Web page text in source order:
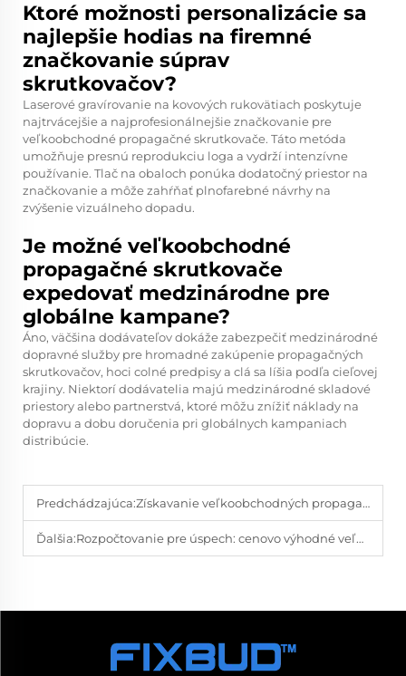
Ktoré možnosti personalizácie sa
najlepšie hodias na firemné
značkovanie súprav
skrutkovačov?
Laserové gravírovanie na kovových rukovätiach poskytuje
najtrvácejšie a najprofesionálnejšie značkovanie pre
veľkoobchodné propagačné skrutkovače. Táto metóda
umožňuje presnú reprodukciu loga a vydrží intenzívne
používanie. Tlač na obaloch ponúka dodatočný priestor na
značkovanie a môže zahŕňať plnofarebné návrhy na
zvýšenie vizuálneho dopadu.
Je možné veľkoobchodné
propagačné skrutkovače
expedovať medzinárodne pre
globálne kampane?
Áno, väčšina dodávateľov dokáže zabezpečiť medzinárodné
dopravné služby pre hromadné zakúpenie propagačných
skrutkovačov, hoci colné predpisy a clá sa líšia podľa cieľovej
krajiny. Niektorí dodávatelia majú medzinárodné skladové
priestory alebo partnerstvá, ktoré môžu znížiť náklady na
dopravu a dobu doručenia pri globálnych kampaniach
distribúcie.
Predchádzajúca:Získavanie veľkoobchodných propagačných skrutkovačov pre obchodné výstavy a podujatia
Ďalšia:Rozpočtovanie pre úspech: cenovo výhodné veľkoobchodné propagačné skrutkovače